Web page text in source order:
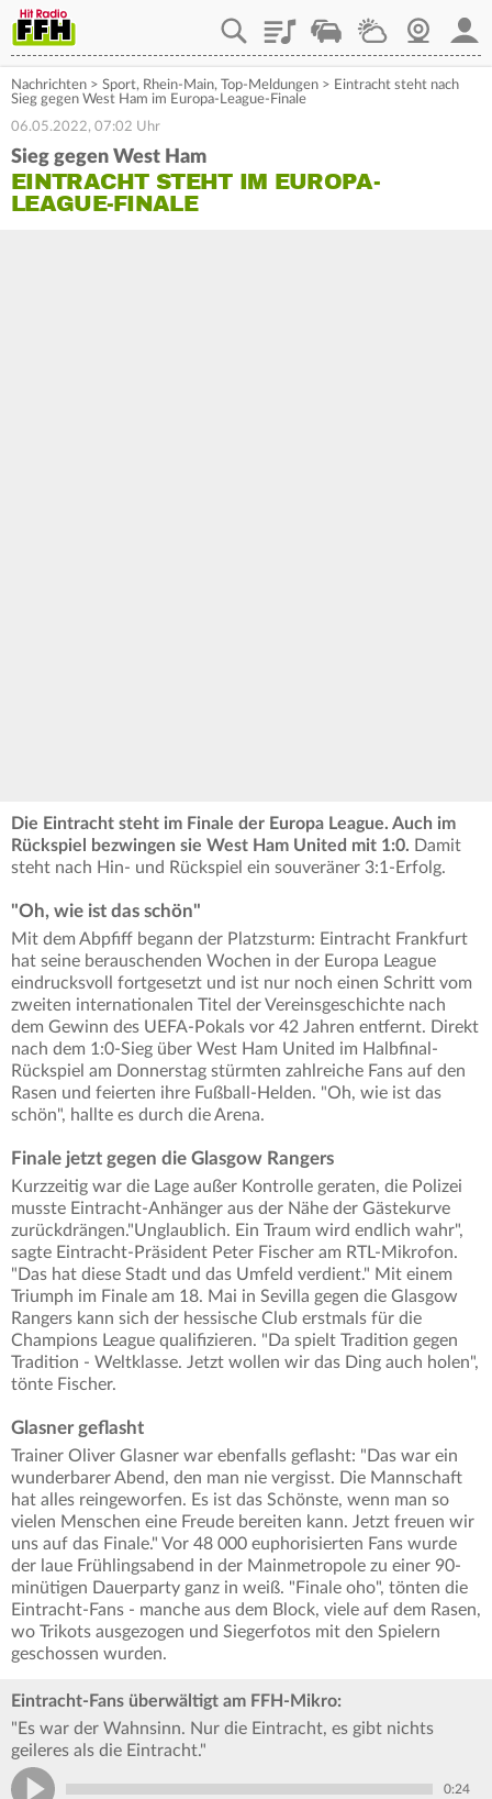
PlaylistStaupilotWetterWebcam
Nachrichten > Sport, Rhein-Main, Top-Meldungen > Eintracht steht nach
Sieg gegen West Ham im Europa-League-Finale
06.05.2022, 07:02 Uhr
Sieg gegen West Ham
EINTRACHT STEHT IM EUROPA-
LEAGUE-FINALE
Die Eintracht steht im Finale der Europa League. Auch im
Rückspiel bezwingen sie West Ham United mit 1:0. Damit
steht nach Hin- und Rückspiel ein souveräner 3:1-Erfolg.
"Oh, wie ist das schön"
Mit dem Abpfiff begann der Platzsturm: Eintracht Frankfurt
hat seine berauschenden Wochen in der Europa League
eindrucksvoll fortgesetzt und ist nur noch einen Schritt vom
zweiten internationalen Titel der Vereinsgeschichte nach
dem Gewinn des UEFA-Pokals vor 42 Jahren entfernt. Direkt
nach dem 1:0-Sieg über West Ham United im Halbfinal-
Rückspiel am Donnerstag stürmten zahlreiche Fans auf den
Rasen und feierten ihre Fußball-Helden. "Oh, wie ist das
schön", hallte es durch die Arena.
Finale jetzt gegen die Glasgow Rangers
Kurzzeitig war die Lage außer Kontrolle geraten, die Polizei
musste Eintracht-Anhänger aus der Nähe der Gästekurve
zurückdrängen."Unglaublich. Ein Traum wird endlich wahr",
sagte Eintracht-Präsident Peter Fischer am RTL-Mikrofon.
"Das hat diese Stadt und das Umfeld verdient." Mit einem
Triumph im Finale am 18. Mai in Sevilla gegen die Glasgow
Rangers kann sich der hessische Club erstmals für die
Champions League qualifizieren. "Da spielt Tradition gegen
Tradition - Weltklasse. Jetzt wollen wir das Ding auch holen",
tönte Fischer.
Glasner geflasht
Trainer Oliver Glasner war ebenfalls geflasht: "Das war ein
wunderbarer Abend, den man nie vergisst. Die Mannschaft
hat alles reingeworfen. Es ist das Schönste, wenn man so
vielen Menschen eine Freude bereiten kann. Jetzt freuen wir
uns auf das Finale." Vor 48 000 euphorisierten Fans wurde
der laue Frühlingsabend in der Mainmetropole zu einer 90-
minütigen Dauerparty ganz in weiß. "Finale oho", tönten die
Eintracht-Fans - manche aus dem Block, viele auf dem Rasen,
wo Trikots ausgezogen und Siegerfotos mit den Spielern
geschossen wurden.
Eintracht-Fans überwältigt am FFH-Mikro:
"Es war der Wahnsinn. Nur die Eintracht, es gibt nichts
geileres als die Eintracht."
0:24